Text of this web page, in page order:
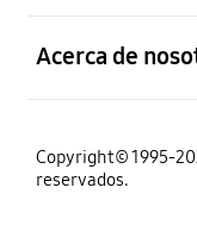
Acerca de
Copyright© 1995-
reservados.